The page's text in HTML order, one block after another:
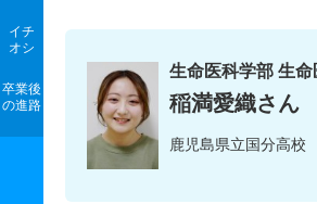
イチ
オシ
卒業後
の進路
生命医科学部 生
稲満愛織さん
鹿児島県立国分高